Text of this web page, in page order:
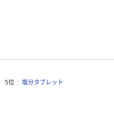
5位 塩分タブレット